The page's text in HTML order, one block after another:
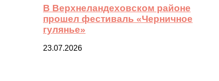
В Верхнеландеховском районе
прошел фестиваль «Черничное
гулянье»
23.07.2026